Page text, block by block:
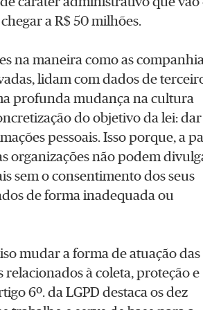
a R$ 50 milhões.
na maneira como as
lidam com dados de
profunda mudança na cultura
do objetivo da lei: dar
pessoais. Isso porque, a
organizações não podem
sem o consentimento dos seus
de forma inadequada ou
mudar a forma de atuação das
à coleta, proteção e
6º. da LGPD destaca os dez